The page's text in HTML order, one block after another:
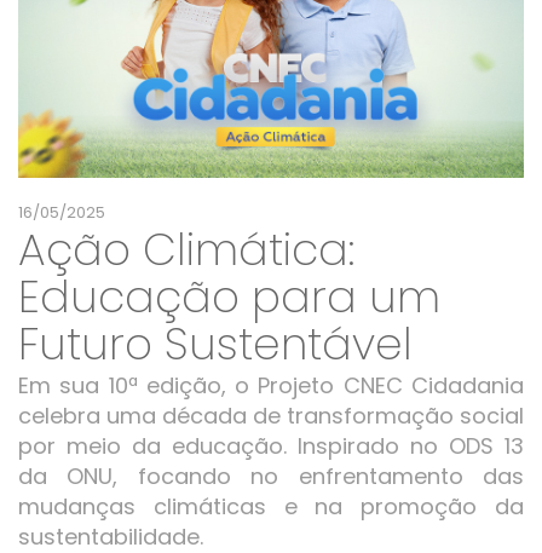
16/05/2025
Ação Climática:
Educação para um
Futuro Sustentável
Em sua 10ª edição, o Projeto CNEC Cidadania
celebra uma década de transformação social
por meio da educação. Inspirado no ODS 13
da ONU, focando no enfrentamento das
mudanças climáticas e na promoção da
sustentabilidade.